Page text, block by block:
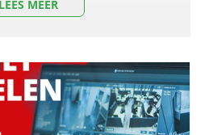
LEES MEER